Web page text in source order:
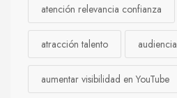
atención relevancia confianza
atracción talento audiencia
aumentar visibilidad en YouTube